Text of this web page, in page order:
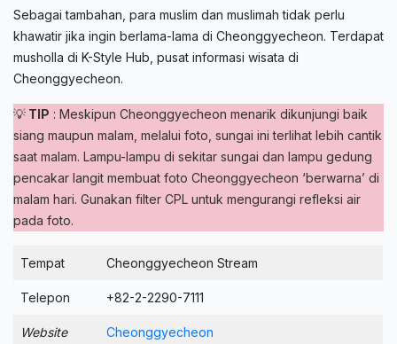
Sebagai tambahan, para muslim dan muslimah tidak perlu
khawatir jika ingin berlama-lama di Cheonggyecheon. Terdapat
musholla di K-Style Hub, pusat informasi wisata di
Cheonggyecheon.
💡 TIP : Meskipun Cheonggyecheon menarik dikunjungi baik
siang maupun malam, melalui foto, sungai ini terlihat lebih cantik
saat malam. Lampu-lampu di sekitar sungai dan lampu gedung
pencakar langit membuat foto Cheonggyecheon ‘berwarna’ di
malam hari. Gunakan filter CPL untuk mengurangi refleksi air
pada foto.
Tempat Cheonggyecheon Stream
Telepon +82-2-2290-7111
Website Cheonggyecheon